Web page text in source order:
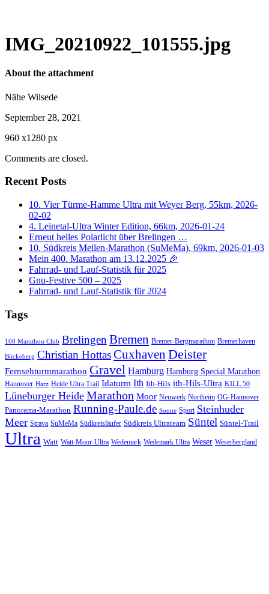
IMG_20210922_101555.jpg
About the attachment
Nähe Wilsede
September 28, 2021
960 x1280 px
Comments are closed.
Recent Posts
10. Vier Türme-Hamme Ultra mit Weyer Berg, 55km, 2026-
02-02
4. Leinetal-Ultra Winter Edition, 66km, 2026-01-24
Erneut helles Polarlicht über Brelingen …
10. Südkreis Meilen-Marathon (SuMeMa), 69km, 2026-01-03
Mein 400. Marathon am 13.12.2025 🎉
Fahrrad- und Lauf-Statistik für 2025
Gnu-Festive 500 – 2025
Fahrrad- und Lauf-Statistik für 2024
Tags
100 Marathon Club BrelingenBremen Bremer-Bergmarathon Bremerhaven
Bückeberg Christian HottasCuxhaven Deister
Fernsehturmmarathon Gravel Hamburg Hamburg Special Marathon
Hannover Harz Heide Ultra Trail Idaturm Ith Ith-Hils ith-Hils-Ultra KILL 50
Lüneburger Heide Marathon Moor Neuwerk Northeim OG-Hannover
Panorama-Marathon Running-Paule.de Sonne Sport Steinhuder
Meer Strava SuMeMa Südkreisläufer Südkreis Ultrateam Süntel Süntel-Trail
Ultra Watt Watt-Moor-Ultra Wedemark Wedemark Ultra Weser Weserbergland